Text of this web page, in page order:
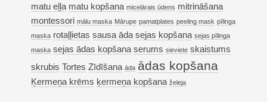
matu eļļa matu kopšana micelārais ūdens mitrināšana
montessori mālu maska Mārupe pamatplates peeling mask pīlinga
maska rotaļļietas sausa āda sejas kopšana sejas pīlinga
maska sejas ādas kopšana serums sieviete skaistums
skrubis Tortes Zīdīšana āda ādas kopšana
Ķermeņa krēms ķermeņa kopšana želeja